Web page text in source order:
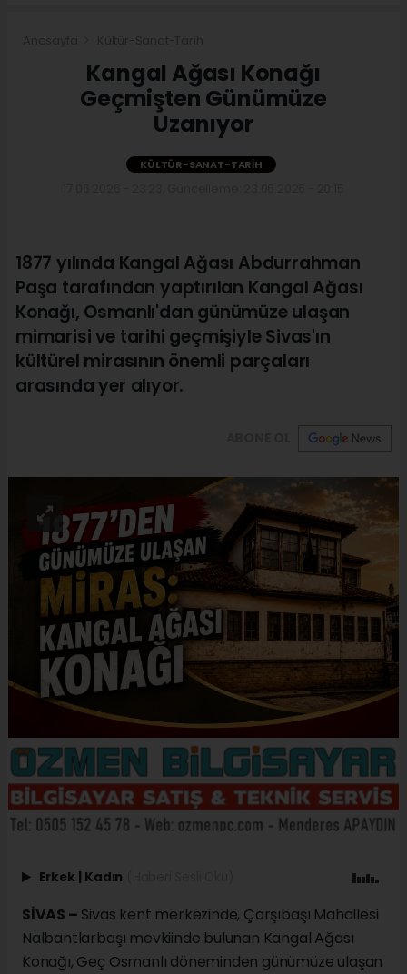
Kangal Ağası Konağı
Geçmişten Günümüze
Uzanıyor
KÜLTÜR-SANAT-TARIH
1877 yılında Kangal Ağası Abdurrahman
Paşa tarafından yaptırılan Kangal Ağası
Konağı, Osmanlı'dan günümüze ulaşan
mimarisi ve tarihi geçmişiyle Sivas'ın
kültürel mirasının önemli parçaları
arasında yer alıyor.
Erkek | Kadın
SİVAS – Sivas kent merkezinde, Çarşıbaşı Mahallesi
Nalbantlarbaşı mevkiinde bulunan Kangal Ağası
Konağı, Geç Osmanlı döneminden günümüze ulaşan